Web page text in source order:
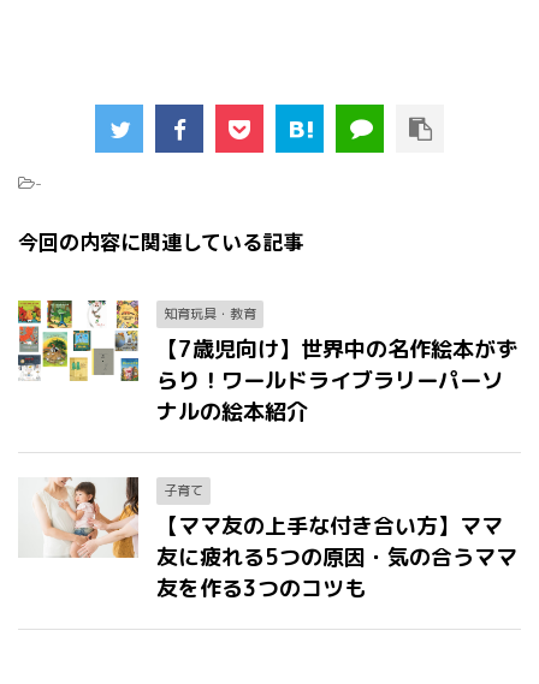
-
今回の内容に関連している記事
知育玩具・教育
【7歳児向け】世界中の名作絵本がず
らり！ワールドライブラリーパーソ
ナルの絵本紹介
子育て
【ママ友の上手な付き合い方】ママ
友に疲れる5つの原因・気の合うママ
友を作る3つのコツも